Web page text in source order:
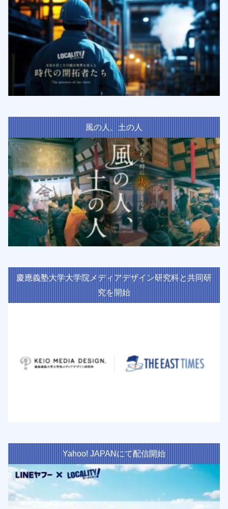
風の人、土の人
慶應義塾大学大学院メディアデザイン研究科と共同研
究を開始
Yahoo! JAPANにて配信開始